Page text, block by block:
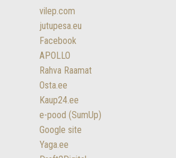
vilep.com
jutupesa.eu
Facebook
APOLLO
Rahva Raamat
Osta.ee
Kaup24.ee
e-pood (SumUp)
Google site
Yaga.ee